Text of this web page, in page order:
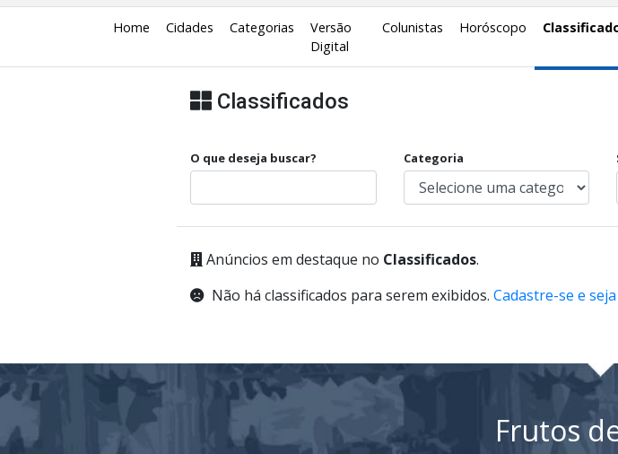
Home Cidades Categorias
Versão
Digital
Colunistas Horóscopo
Classificados
O que deseja buscar? Categoria
Anúncios em destaque no Classificados.
Não há classificados para serem exibidos. Cadastre-se e
Frutos